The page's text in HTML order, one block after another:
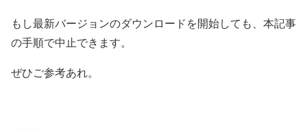
もし最新バージョンのダウンロードを開始しても、本記事
の手順で中止できます。
ぜひご参考あれ。